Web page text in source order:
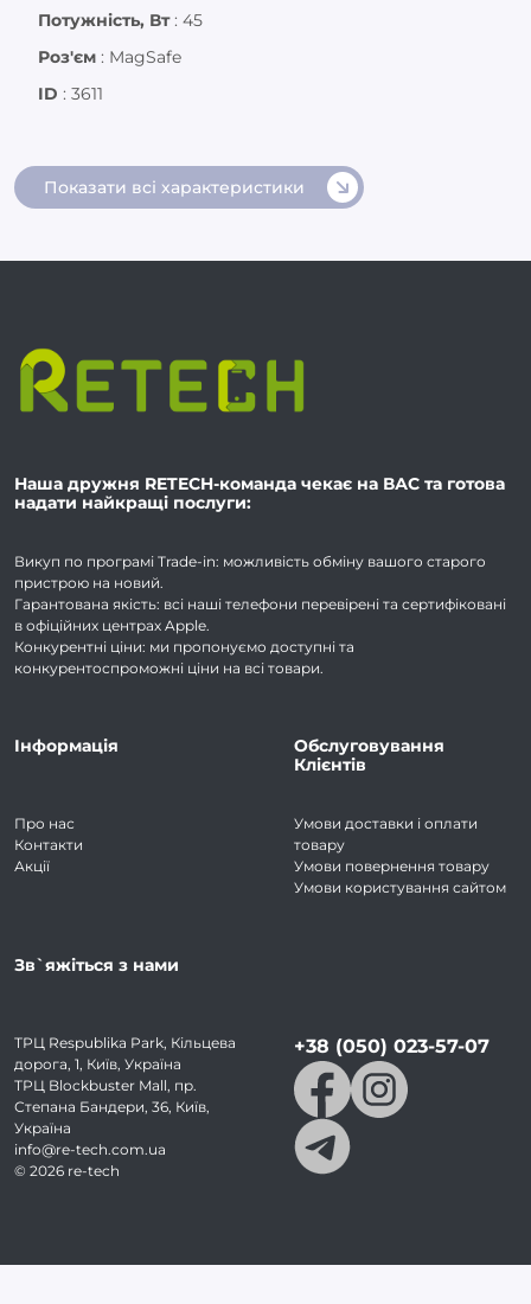
Потужність, Вт: 45
Роз'єм : MagSafe
ID : 3611
Показати всі характеристики
Наша дружня RETECH-команда чекає на ВАС та готова
надати найкращі послуги:
Викуп по програмі Trade-in: можливість обміну вашого старого
пристрою на новий.
Гарантована якість: всі наші телефони перевірені та сертифіковані
в офіційних центрах Apple.
Конкурентні ціни: ми пропонуємо доступні та
конкурентоспроможні ціни на всі товари.
Інформація
Про нас
Контакти
Акції
Обслуговування
Клієнтів
Умови доставки і оплати
товару
Умови повернення товару
Умови користування сайтом
Зв`яжіться з нами
ТРЦ Respublika Park, Кільцева
дорога, 1, Київ, Україна
ТРЦ Blockbuster Mall, пр.
Степана Бандери, 36, Київ,
Україна
info@re-tech.com.ua
© 2026 re-tech
+38 (050) 023-57-07